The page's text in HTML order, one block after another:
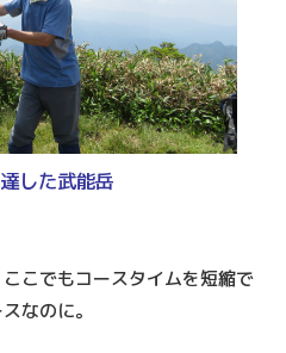
した武能岳
こでもコースタイムを短縮で
なのに。